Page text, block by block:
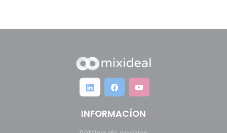
INFORMACÍON